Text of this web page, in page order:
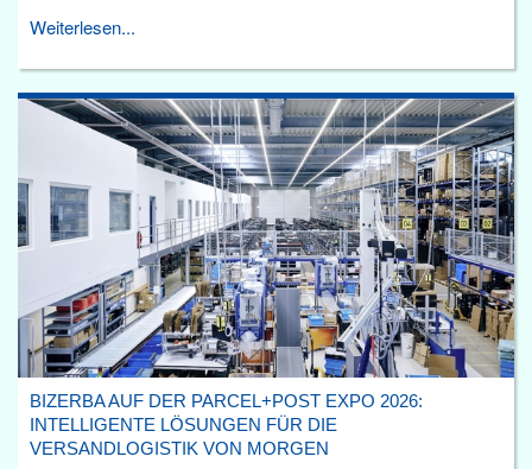
Weiterlesen...
BIZERBA AUF DER PARCEL+POST EXPO 2026:
INTELLIGENTE LÖSUNGEN FÜR DIE
VERSANDLOGISTIK VON MORGEN